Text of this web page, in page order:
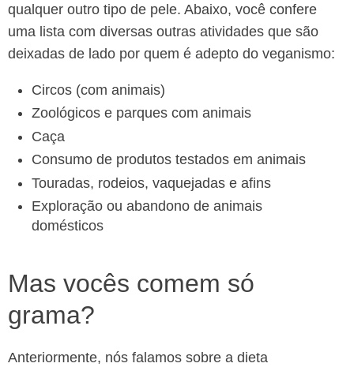
qualquer outro tipo de pele. Abaixo, você confere
uma lista com diversas outras atividades que são
deixadas de lado por quem é adepto do veganismo:
Circos (com animais)
Zoológicos e parques com animais
Caça
Consumo de produtos testados em animais
Touradas, rodeios, vaquejadas e afins
Exploração ou abandono de animais
domésticos
Mas vocês comem só
grama?
Anteriormente, nós falamos sobre a dieta